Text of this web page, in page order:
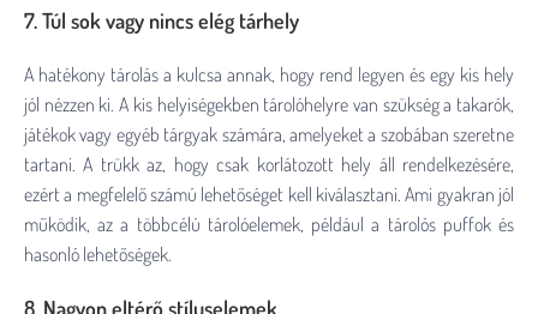
7. Túl sok vagy nincs elég tárhely
A hatékony tárolás a kulcsa annak, hogy rend legyen és egy kis hely
jól nézzen ki. A kis helyiségekben tárolóhelyre van szükség a takarók,
játékok vagy egyéb tárgyak számára, amelyeket a szobában szeretne
tartani. A trükk az, hogy csak korlátozott hely áll rendelkezésére,
ezért a megfelelő számú lehetőséget kell kiválasztani. Ami gyakran jól
működik, az a többcélú tárolóelemek, például a tárolós puffok és
hasonló lehetőségek.
8. Nagyon eltérő stíluselemek